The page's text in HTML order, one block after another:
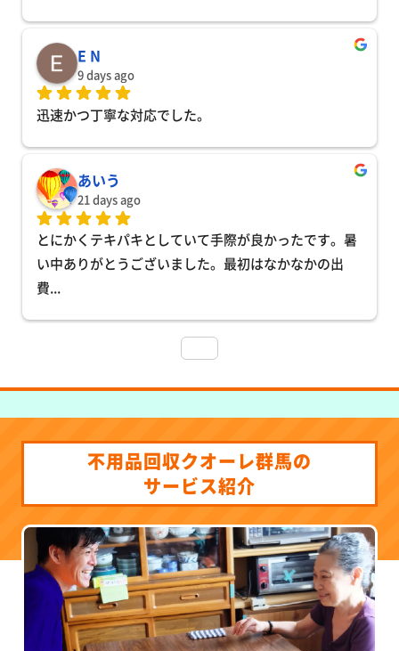
E N
9 days ago
迅速かつ丁寧な対応でした。
あいう
21 days ago
とにかくテキパキとしていて手際が良かったです。暑
い中ありがとうございました。最初はなかなかの出
費...
不用品回収クオーレ群馬の
サービス紹介